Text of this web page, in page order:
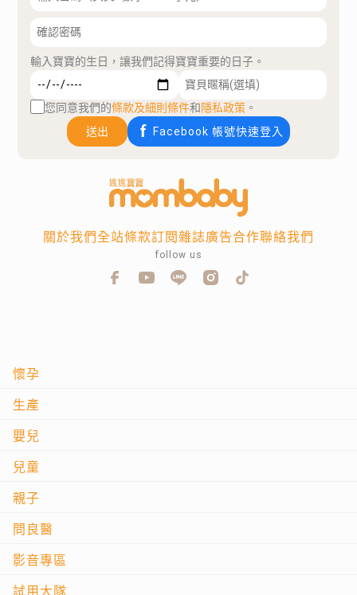
輸入寶寶的生日，讓我們記得寶寶重要的日子。
您同意我們的條款及細則條件和隱私政策 。
送出
Facebook 帳號快速登入
懷孕
生產
嬰兒
兒童
親子
問良醫
影音專區
試用大隊
關於我們全站條款訂閱雜誌廣告合作聯絡我們
follow us